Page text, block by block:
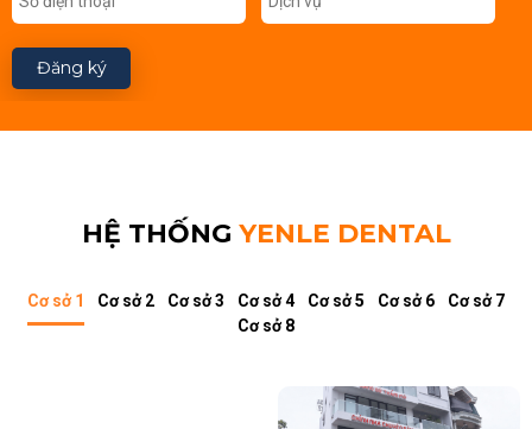
Đăng ký
HỆ THỐNG YENLE DENTAL
Cơ sở 1 Cơ sở 2 Cơ sở 3 Cơ sở 4 Cơ sở 5 Cơ sở 6
Cơ sở 7
Cơ sở 8